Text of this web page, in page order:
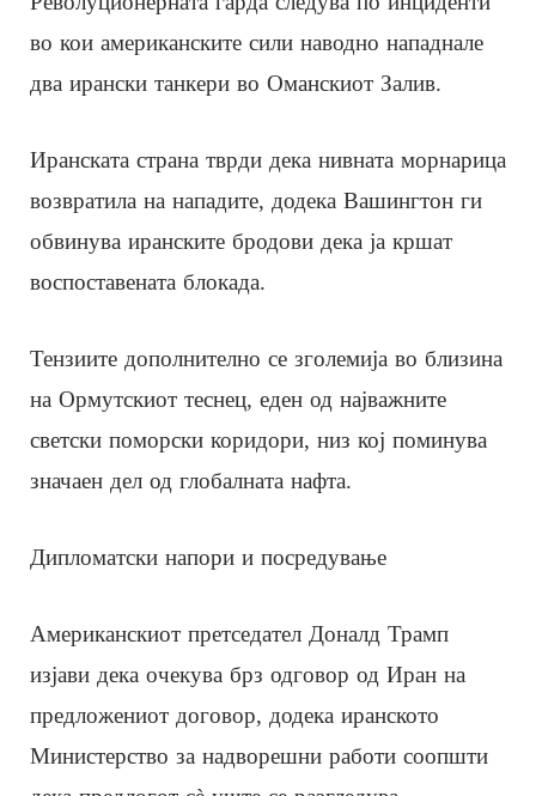
во кои американските сили наводно нападнале
два ирански танкери во Оманскиот Залив.
Иранската страна тврди дека нивната морнарица
возвратила на нападите, додека Вашингтон ги
обвинува иранските бродови дека ја кршат
воспоставената блокада.
Тензиите дополнително се зголемија во близина
на Ормутскиот теснец, еден од најважните
светски поморски коридори, низ кој поминува
значаен дел од глобалната нафта.
Дипломатски напори и посредување
Американскиот претседател Доналд Трамп
изјави дека очекува брз одговор од Иран на
предложениот договор, додека иранското
Министерство за надворешни работи соопшти